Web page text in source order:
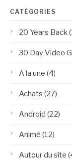
CATÉGORIES
20 Years Back
30 Day Video
A la une (4)
Achats (27)
Android (22)
Animé (12)
Autour du site